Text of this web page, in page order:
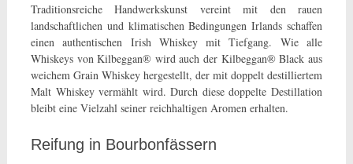
Traditionsreiche Handwerkskunst vereint mit den rauen
landschaftlichen und klimatischen Bedingungen Irlands schaffen
einen authentischen Irish Whiskey mit Tiefgang. Wie alle
Whiskeys von Kilbeggan® wird auch der Kilbeggan® Black aus
weichem Grain Whiskey hergestellt, der mit doppelt destilliertem
Malt Whiskey vermählt wird. Durch diese doppelte Destillation
bleibt eine Vielzahl seiner reichhaltigen Aromen erhalten.
Reifung in Bourbonfässern